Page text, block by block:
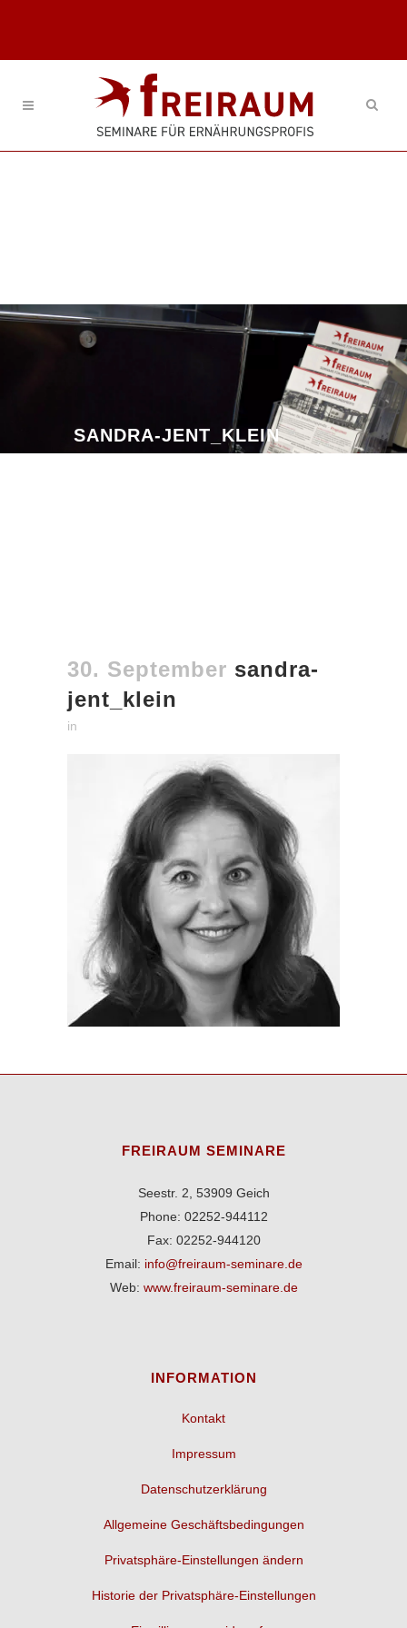
SANDRA-JENT_KLEIN
30. September sandra-
jent_klein
in
FREIRAUM SEMINARE
Seestr. 2, 53909 Geich
Phone: 02252-944112
Fax: 02252-944120
Email: info@freiraum-seminare.de
Web: www.freiraum-seminare.de
INFORMATION
Kontakt
Impressum
Datenschutzerklärung
Allgemeine Geschäftsbedingungen
Privatsphäre-Einstellungen ändern
Historie der Privatsphäre-Einstellungen